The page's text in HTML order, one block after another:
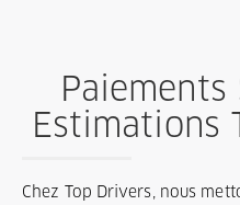
Paiements
Estimations
Chez Top Drivers, nous